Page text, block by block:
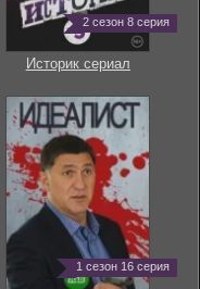
2 сезон 8 серия
Историк сериал
1 сезон 16 серия